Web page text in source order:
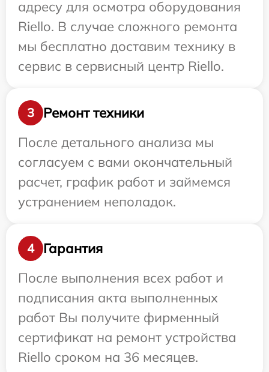
адресу для осмотра оборудования
Riello. В случае сложного ремонта
мы бесплатно доставим технику в
сервис в сервисный центр Riello.
3
Ремонт техники
После детального анализа мы
согласуем с вами окончательный
расчет, график работ и займемся
устранением неполадок.
4
Гарантия
После выполнения всех работ и
подписания акта выполненных
работ Вы получите фирменный
сертификат на ремонт устройства
Riello сроком на 36 месяцев.